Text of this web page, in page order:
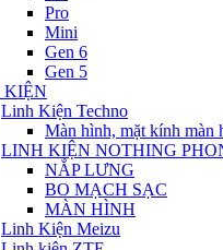
Pro
Mini
Gen 6
Gen 5
Linh Kiện Techno
Màn hình, mặt kính màn
LINH KIỆN NOTHING
NẮP LƯNG
BO MẠCH SẠC
MÀN HÌNH
Linh Kiện Meizu